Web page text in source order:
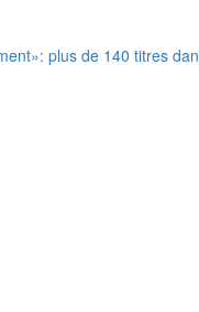
plus de 140 titres